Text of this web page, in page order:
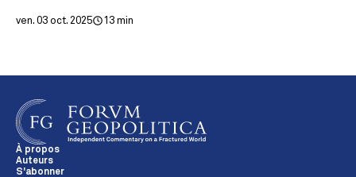
ven. 03 oct. 2025 13 min
À propos
Auteurs
S'abonner